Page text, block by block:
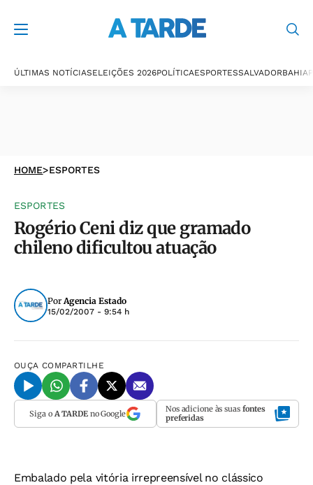
ÚLTIMAS NOTÍCIASELEIÇÕES 2026POLÍTICAESPORTESSALVADORBAHIA
HOME>ESPORTES
ESPORTES
Rogério Ceni diz que gramado
chileno dificultou atuação
PorAgencia Estado
15/02/2007 - 9:54 h
OUÇA COMPARTILHE
Siga o A TARDEno Google Nos adicione às suas fontes
preferidas
Embalado pela vitória irrepreensível no clássico